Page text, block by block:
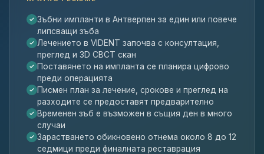
Зъбни импланти в Антверпен за един или повече
липсващи зъба
Лечението в VIDENT започва с консултация,
преглед и 3D CBCT скан
Поставянето на импланта се планира цифрово
преди операцията
Писмен план за лечение, срокове и преглед на
разходите се предоставят предварително
Временен зъб е възможен в същия ден в много
случаи
Зарастването обикновено отнема около 8 до 12
седмици преди финалната реставрация